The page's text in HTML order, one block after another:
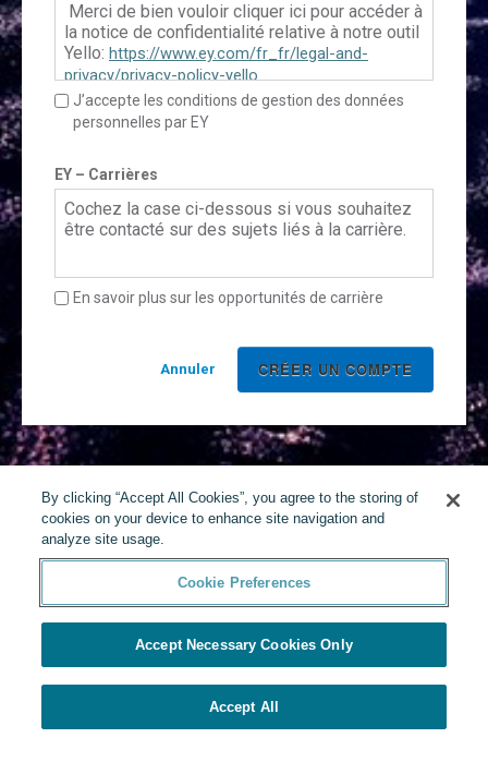
Merci de bien vouloir cliquer ici pour accéder à
la notice de confidentialité relative à notre outil
Yello: https://www.ey.com/fr_fr/legal-and-
privacy/privacy-policy-yello
privacy/privacy-policy-yello
J’accepte les conditions de gestion des données
personnelles par EY
EY – Carrières
Cochez la case ci-dessous si vous souhaitez
être contacté sur des sujets liés à la carrière.
En savoir plus sur les opportunités de carrière
Annuler
By clicking “Accept All Cookies”, you agree to the storing of
cookies on your device to enhance site navigation and
analyze site usage.
Cookie Preferences
Accept Necessary Cookies Only
Accept All